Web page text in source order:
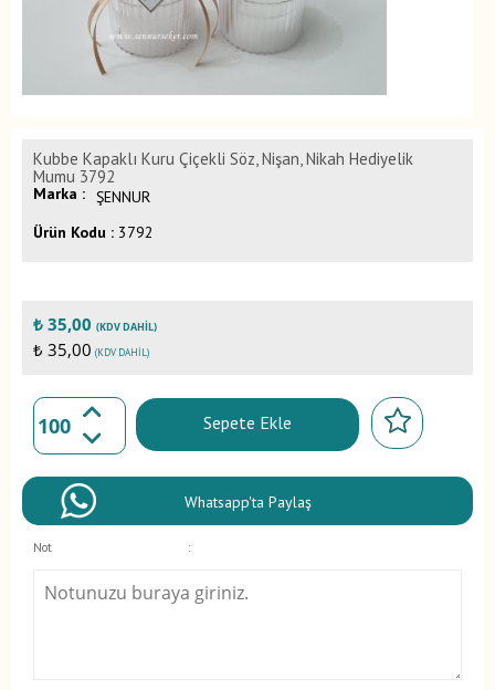
Kubbe Kapaklı Kuru Çiçekli Söz, Nişan, Nikah Hediyelik
Mumu 3792
Marka : ŞENNUR
Ürün Kodu : 3792
₺ 35,00 (KDV DAHIL)
₺ 35,00 (KDV DAHIL)
Sepete Ekle
Whatsapp'ta Paylaş
Not :